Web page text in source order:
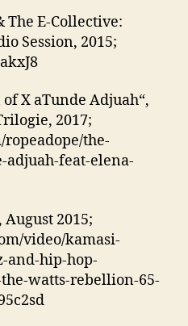
The E-Collective:
Session, 2015;
X aTunde Adjuah“,
2017;
the-
adjuah-feat-elena-
2015;
video/kamasi-
and-hip-hop-
watts-rebellion-65-